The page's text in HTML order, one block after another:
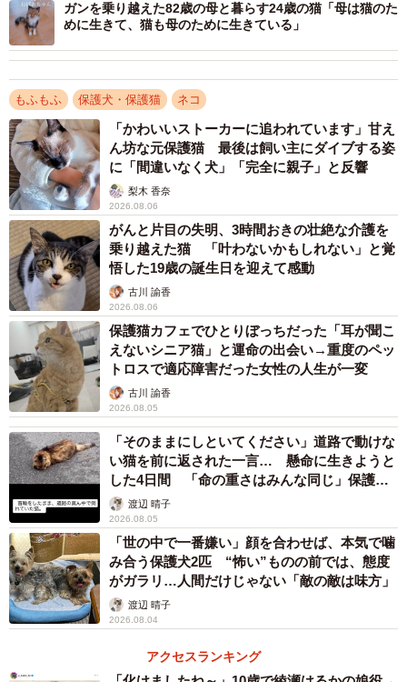
環境が変わると警戒する猫は多いものですが、おはぎくん
はマイペースだったよう。お迎え当日、全部屋を見回った
後、用意してもらった猫用ベッドにゴロン。家族全員を唖
然とさせました。
3/8
お迎え当初
「すり寄ったり甘えたりはしませんでした。抱っこも好き
ではなかったので、触り過ぎない・構い過ぎないを心がけ
ながら、声かけをしていました」
ガンを乗り越えた82歳の母と暮らす24歳の猫「母は猫のた
めに生きて、猫も母のために生きている」
もふもふ 保護犬・保護猫 ネコ
「かわいいストーカーに追われています」甘え
ん坊な元保護猫 最後は飼い主にダイブする姿
に「間違いなく犬」「完全に親子」と反響
梨木 香奈
2026.08.06
がんと片目の失明、3時間おきの壮絶な介護を
乗り越えた猫 「叶わないかもしれない」と覚
悟した19歳の誕生日を迎えて感動
古川 諭香
2026.08.06
保護猫カフェでひとりぼっちだった「耳が聞こ
えないシニア猫」と運命の出会い→重度のペッ
トロスで適応障害だった女性の人生が一変
古川 諭香
2026.08.05
「そのままにしといてください」道路で動けな
い猫を前に返された一言… 懸命に生きようと
した4日間 「命の重さはみんな同じ」保護団
体代表の訴え
渡辺 晴子
2026.08.05
「世の中で一番嫌い」顔を合わせば、本気で噛
み合う保護犬2匹 “怖い”ものの前では、態度
がガラリ…人間だけじゃない「敵の敵は味方」
渡辺 晴子
2026.08.04
アクセスランキング